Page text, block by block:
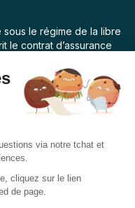
le régime de la libre
le contrat d’assurance
Levallois Perret,
d’assurance est la loi